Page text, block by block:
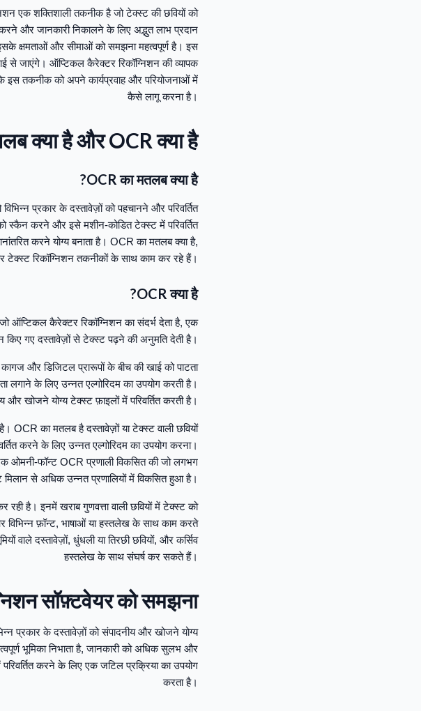
एक शक्तिशाली तकनीक है जो टेक्स्ट की छवियों को
और जानकारी निकालने के लिए अद्भुत लाभ प्रदान
क्षमताओं और सीमाओं को समझना महत्वपूर्ण है। इस
जाएंगे। ऑप्टिकल कैरेक्टर रिकॉग्निशन की व्यापक
इस तकनीक को अपने कार्यप्रवाह और परियोजनाओं में
कैसे लागू करना है।
क्या है और OCR क्या है?
OCR का मतलब क्या है?
प्रकार के दस्तावेज़ों को पहचानने और परिवर्तित
स्कैन करने और इसे मशीन-कोडित टेक्स्ट में परिवर्तित
करने योग्य बनाता है। OCR का मतलब क्या है,
रिकॉग्निशन तकनीकों के साथ काम कर रहे हैं।
OCR क्या है?
ऑप्टिकल कैरेक्टर रिकॉग्निशन का संदर्भ देता है, एक
किए गए दस्तावेज़ों से टेक्स्ट पढ़ने की अनुमति देती है।
और डिजिटल प्रारूपों के बीच की खाई को पाटता
के लिए उन्नत एल्गोरिदम का उपयोग करती है।
और खोजने योग्य टेक्स्ट फ़ाइलों में परिवर्तित करती है।
का मतलब है दस्तावेज़ों या टेक्स्ट वाली छवियों
करने के लिए उन्नत एल्गोरिदम का उपयोग करना।
फॉन्ट OCR प्रणाली विकसित की जो लगभग
से अधिक उन्नत प्रणालियों में विकसित हुआ है।
है। इनमें खराब गुणवत्ता वाली छवियों में टेक्स्ट को
विभिन्न फ़ॉन्ट, भाषाओं या हस्तलेख के साथ काम करते
वाले दस्तावेज़ों, धुंधली या तिरछी छवियों, और कर्सिव
हस्तलेख के साथ संघर्ष कर सकते हैं।
सॉफ़्टवेयर को समझना
प्रकार के दस्तावेज़ों को संपादनीय और खोजने योग्य
भूमिका निभाता है, जानकारी को अधिक सुलभ और
करने के लिए एक जटिल प्रक्रिया का उपयोग
करता है।